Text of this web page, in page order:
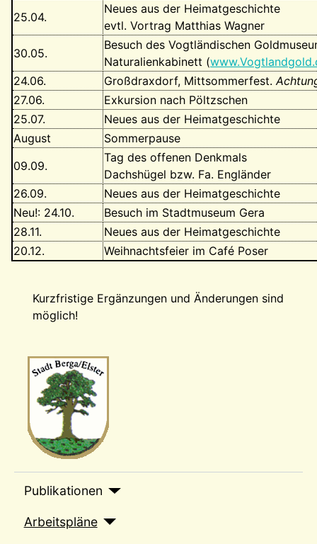
Publikationen
Arbeitspläne
25.04.
Neues aus der Heimatgeschichte
evtl. Vortrag Matthias Wagner
30.05.
Besuch des Vogtländischen
Naturalienkabinett (
24.06.
Großdraxdorf, Mittsommerfest.
27.06.
Exkursion nach Pöltzschen
25.07.
Neues aus der Heimatgeschichte
August
Sommerpause
09.09.
Tag des offenen Denkmals
Dachshügel bzw. Fa. Engländer
26.09.
Neues aus der Heimatgeschichte
Neu!: 24.10.
Besuch im Stadtmuseum Gera
28.11.
Neues aus der Heimatgeschichte
20.12.
Weihnachtsfeier im Café Poser
Kurzfristige Ergänzungen und Änderungen sind
möglich!